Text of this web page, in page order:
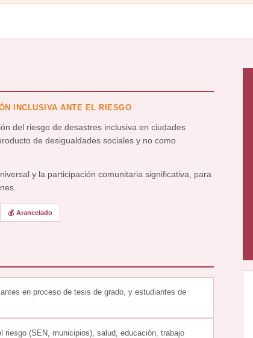
INCLUSIVA ANTE EL RIESGO
del riesgo de desastres inclusiva en ciudades
de desigualdades sociales y no como
y la participación comunitaria significativa, para
💰 Arancelado
en proceso de tesis de grado, y estudiantes de
(SEN, municipios), salud, educación, trabajo